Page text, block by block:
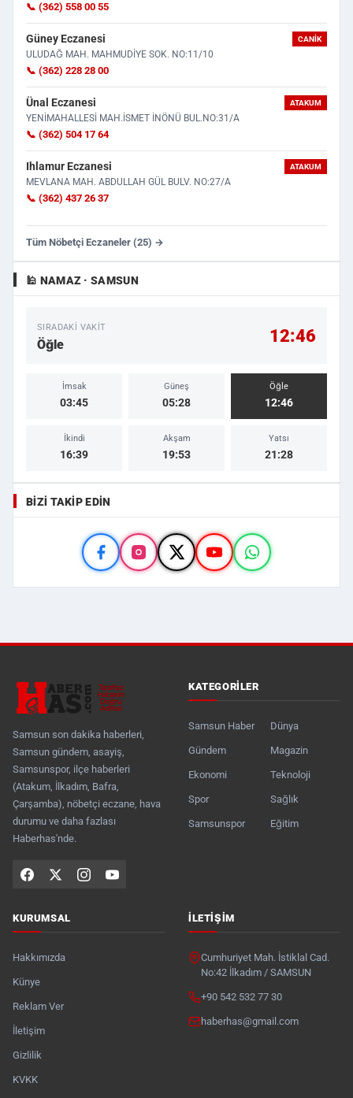
📞 (362) 558 00 55
Güney Eczanesi CANIK
ULUDAĞ MAH. MAHMUDİYE SOK. NO:11/10
📞 (362) 228 28 00
Ünal Eczanesi ATAKUM
YENİMAHALLESİ MAH.İSMET İNÖNÜ BUL.NO:31/A
📞 (362) 504 17 64
Ihlamur Eczanesi ATAKUM
MEVLANA MAH. ABDULLAH GÜL BULV. NO:27/A
📞 (362) 437 26 37
Tüm Nöbetçi Eczaneler (25) →
🕌 NAMAZ · SAMSUN
SIRADAKI VAKIT
Öğle 12:46
İmsak
03:45
Güneş
05:28
Öğle
12:46
İkindi
16:39
Akşam
19:53
Yatsı
21:28
BIZI TAKIP EDIN
Samsun son dakika haberleri,
Samsun gündem, asayiş,
Samsunspor, ilçe haberleri
(Atakum, İlkadım, Bafra,
Çarşamba), nöbetçi eczane, hava
durumu ve daha fazlası
Haberhas'nde.
KATEGORILER
Samsun Haber
Gündem
Ekonomi
Spor
Samsunspor
Dünya
Magazin
Teknoloji
Sağlık
Eğitim
KURUMSAL
Hakkımızda
Künye
Reklam Ver
İletişim
Gizlilik
KVKK
İLETIŞIM
Cumhuriyet Mah. İstiklal Cad.
No:42 İlkadım / SAMSUN
+90 542 532 77 30
haberhas@gmail.com